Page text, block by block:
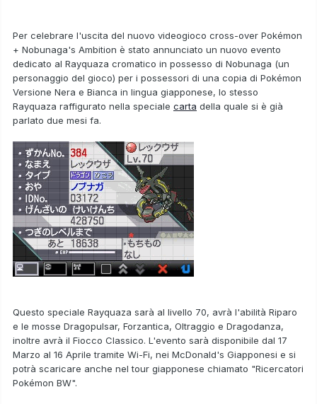
Per celebrare l'uscita del nuovo videogioco cross-over Pokémon
+ Nobunaga's Ambition è stato annunciato un nuovo evento
dedicato al Rayquaza cromatico in possesso di Nobunaga (un
personaggio del gioco) per i possessori di una copia di Pokémon
Versione Nera e Bianca in lingua giapponese, lo stesso
Rayquaza raffigurato nella speciale carta della quale si è già
parlato due mesi fa.
Questo speciale Rayquaza sarà al livello 70, avrà l'abilità Riparo
e le mosse Dragopulsar, Forzantica, Oltraggio e Dragodanza,
inoltre avrà il Fiocco Classico. L'evento sarà disponibile dal 17
Marzo al 16 Aprile tramite Wi-Fi, nei McDonald's Giapponesi e si
potrà scaricare anche nel tour giapponese chiamato "Ricercatori
Pokémon BW".